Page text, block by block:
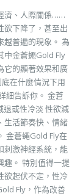
濟、人際關係……
欲下降了，甚至出
越普遍的現象。 為
中金蒼蠅Gold Fly
它的顯著效果和廣
在什麼情況下用
細告訴你。 金蒼
退或性冷淡 性欲減
生活節奏快、情緒
金蒼蠅Gold Fly在
刺激神經系統，能
趣。 特別值得一提
欲起伏不定，性冷
Fly，作為改善